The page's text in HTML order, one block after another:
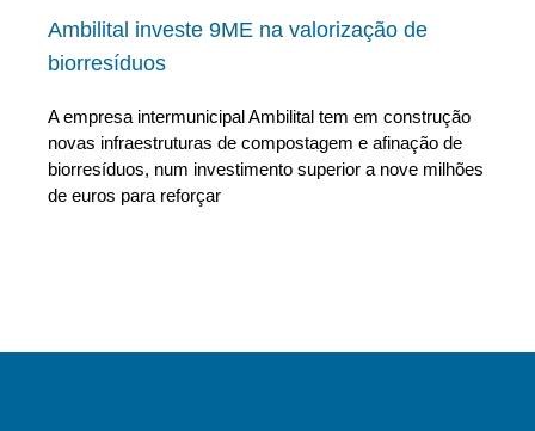
Ambilital investe 9ME na valorização de
biorresíduos
A empresa intermunicipal Ambilital tem em construção
novas infraestruturas de compostagem e afinação de
biorresíduos, num investimento superior a nove milhões
de euros para reforçar